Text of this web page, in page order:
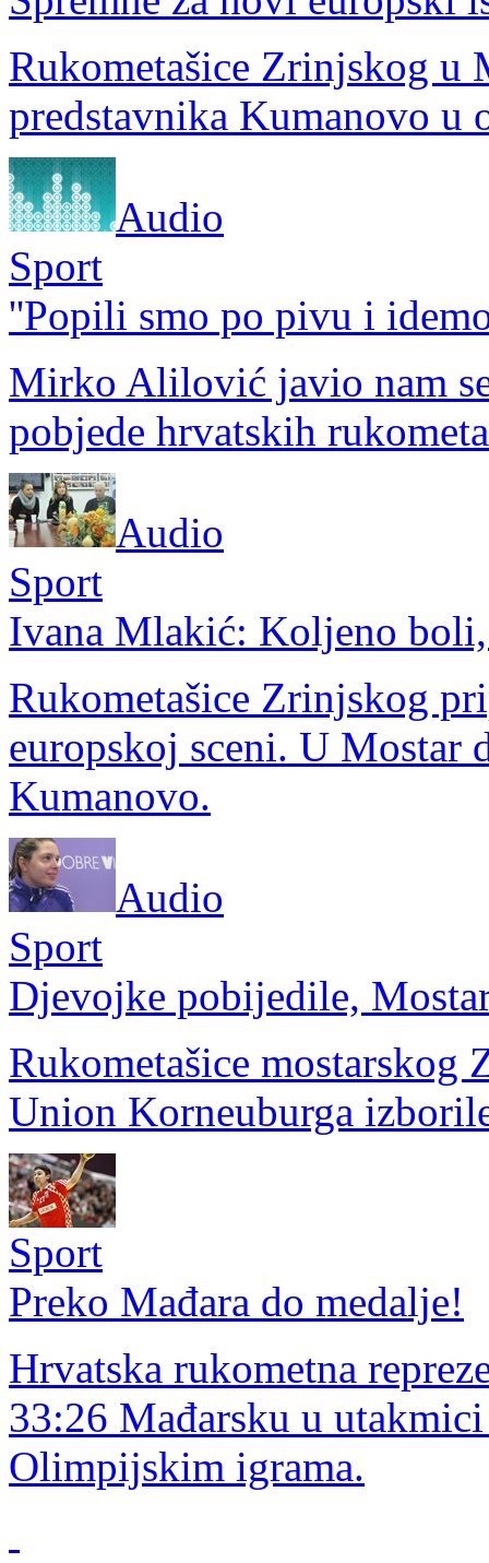
Rukometašice Zrinjskog u
predstavnika Kumanovo u
Audio
Sport
''Popili smo po pivu i
Mirko Alilović javio nam
pobjede hrvatskih
Audio
Sport
Ivana Mlakić: Koljeno
Rukometašice Zrinjskog
europskoj sceni. U Mostar
Kumanovo.
Audio
Sport
Djevojke pobijedile,
Rukometašice
Union Korneuburga
Sport
Preko Mađara do medalje!
Hrvatska rukometna
33:26 Mađarsku u
Olimpijskim igrama.